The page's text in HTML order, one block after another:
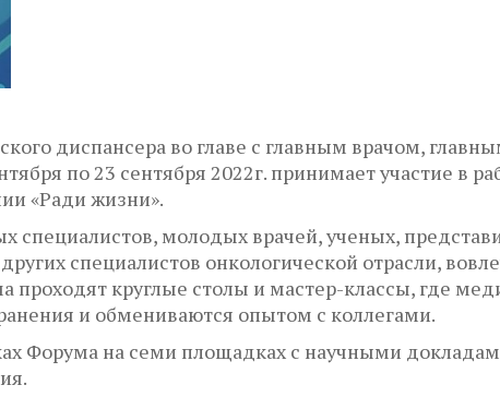
диспансера во главе с главным врачом,
по 23 сентября 2022г. принимает участие в
«Ради жизни».
молодых врачей, ученых,
специалистов онкологической отрасли,
круглые столы и мастер-классы, где
и обмениваются опытом с коллегами.
Форума на семи площадках с научными